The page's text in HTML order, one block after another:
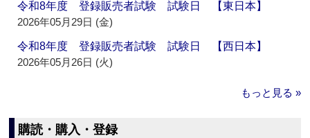
令和8年度 登録販売者試験 試験日 【東日本】
2026年05月29日 (金)
令和8年度 登録販売者試験 試験日 【西日本】
2026年05月26日 (火)
もっと見る »
購読・購入・登録